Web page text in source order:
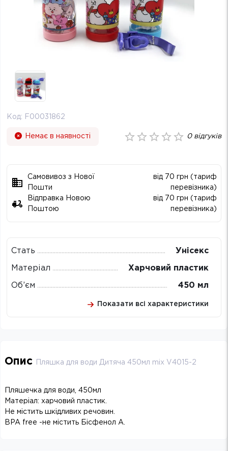
Код: F00031862
Немає в наявності 0відгуків
Самовивоз з Нової
Пошти
від 70 грн (тариф
перевізника)
Відправка Новою
Поштою
від 70 грн (тариф
перевізника)
Стать Унісекс
Матеріал Харчовий пластик
Об’єм 450 мл
Показати всі характеристики
Опис Пляшка для води Дитяча 450мл mix V4015-2
Пляшечка для води, 450мл
Матеріал: харчовий пластик.
Не містить шкідливих речовин.
BPA free -не містить Бісфенол А.